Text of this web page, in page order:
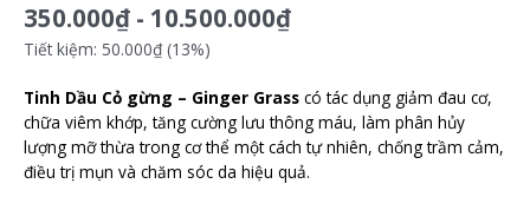
350.000₫ - 10.500.000₫
Tiết kiệm: 50.000₫ (13%)
Tinh Dầu Cỏ gừng – Ginger Grass có tác dụng giảm đau cơ,
chữa viêm khớp, tăng cường lưu thông máu, làm phân hủy
lượng mỡ thừa trong cơ thể một cách tự nhiên, chống trầm cảm,
điều trị mụn và chăm sóc da hiệu quả.